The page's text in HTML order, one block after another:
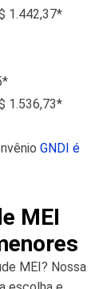
1.442,37*
1.536,73*
GNDI é
MEI
MEI? Nossa